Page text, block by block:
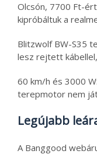
Olcsón, 7700 Ft-
kipróbáltuk a
Blitzwolf BW-S35
lesz rejtett
60 km/h és 3000
terepmotor nem
Legújabb
A Banggood